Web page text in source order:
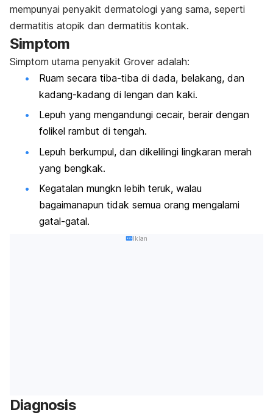
mempunyai penyakit dermatologi yang sama, seperti
dermatitis atopik dan dermatitis kontak.
Simptom
Simptom utama penyakit Grover adalah:
Ruam secara tiba-tiba di dada, belakang, dan
kadang-kadang di lengan dan kaki.
Lepuh yang mengandungi cecair, berair dengan
folikel rambut di tengah.
Lepuh berkumpul, dan dikelilingi lingkaran merah
yang bengkak.
Kegatalan mungkn lebih teruk, walau
bagaimanapun tidak semua orang mengalami
gatal-gatal.
Iklan
Diagnosis